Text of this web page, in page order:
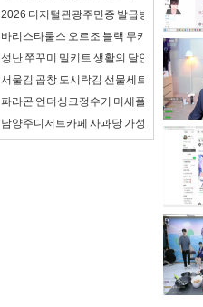
2026 디지털관광주민증 발급방법 및 할인
바리스타룰스 오르조 블랙 무카페인 음료
성난 쭈꾸미 밀키트 생활의 달인 비법 양념
서울김 곱창 도시락김 선물세트 아이 반찬
파라곤 언더싱크정수기 미세플라스틱제거
남양주디저트카페 사과당 가성비 좋은 달